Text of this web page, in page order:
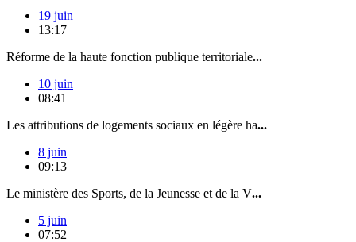
19 juin
13:17
Réforme de la haute fonction publique territoriale...
10 juin
08:41
Les attributions de logements sociaux en légère ha...
8 juin
09:13
Le ministère des Sports, de la Jeunesse et de la V...
5 juin
07:52